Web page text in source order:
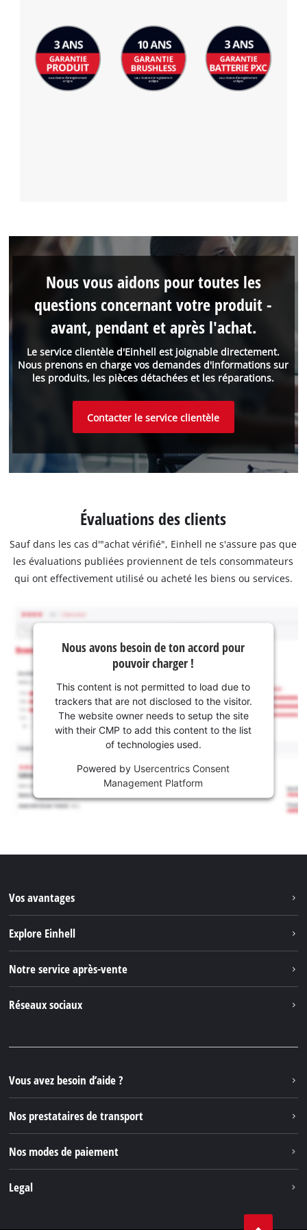
Le service clientèle d'Einhell est joignable directement.
Nous prenons en charge vos demandes d'informations sur
les produits, les pièces détachées et les réparations.
Nous vous aidons pour toutes les
questions concernant votre produit -
avant, pendant et après l'achat.
Contacter le service clientèle
Évaluations des clients
Sauf dans les cas d'"achat vérifié", Einhell ne s'assure pas que
les évaluations publiées proviennent de tels consommateurs
qui ont effectivement utilisé ou acheté les biens ou services.
Nous avons besoin de ton accord pour
pouvoir charger !
This content is not permitted to load due to
trackers that are not disclosed to the visitor.
The website owner needs to setup the site
with their CMP to add this content to the list
of technologies used.
Powered by Usercentrics Consent
Management Platform
Vos avantages
Explore Einhell
Einhell Germany AG
Notre service après-vente
Réseaux sociaux
Instagram
TikTok
Pinterest
Vous avez besoin d’aide ?
Nos prestataires de transport
Nos modes de paiement
Legal